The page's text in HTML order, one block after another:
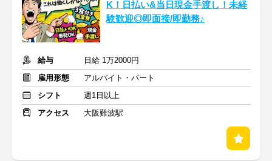
K！日払い&当日現金手渡し！未経
験歓迎◎即面接/即勤務♪
給与
日給 1万2000円
雇用形態
アルバイト・パート
シフト
週1日以上
アクセス
大阪難波駅